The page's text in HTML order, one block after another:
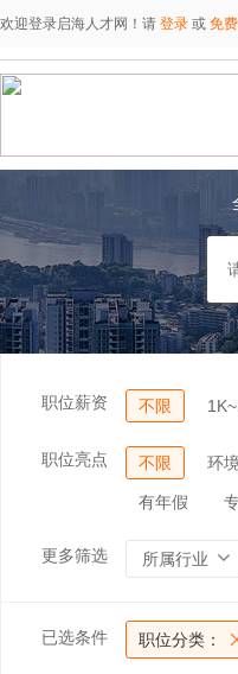
欢迎登录启海人才网！请 登录 或 免
职位薪资 不限
职位亮点 不限 环
有年假
更多筛选 所属行业
已选条件 职位分类：